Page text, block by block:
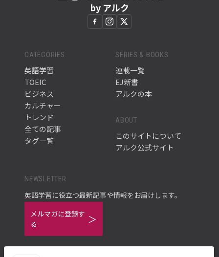
by アルク
CATEGORIES
英語学習
TOEIC
ビジネス
カルチャー
トレンド
全ての記事
タグ一覧
SERIES & BOOKS
連載一覧
EJ新書
アルクの本
ABOUT
このサイトについて
アルク公式サイト
NEWSLETTER
英語学習に役立つ最新記事や情報をお届けします。
メルマガに登録す
る